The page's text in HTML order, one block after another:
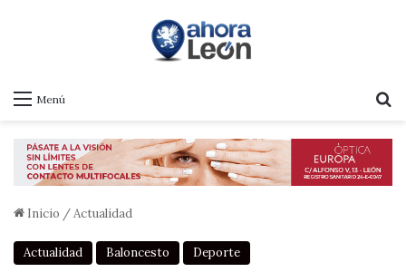
Menú
Inicio /Actualidad
Actualidad Baloncesto Deporte